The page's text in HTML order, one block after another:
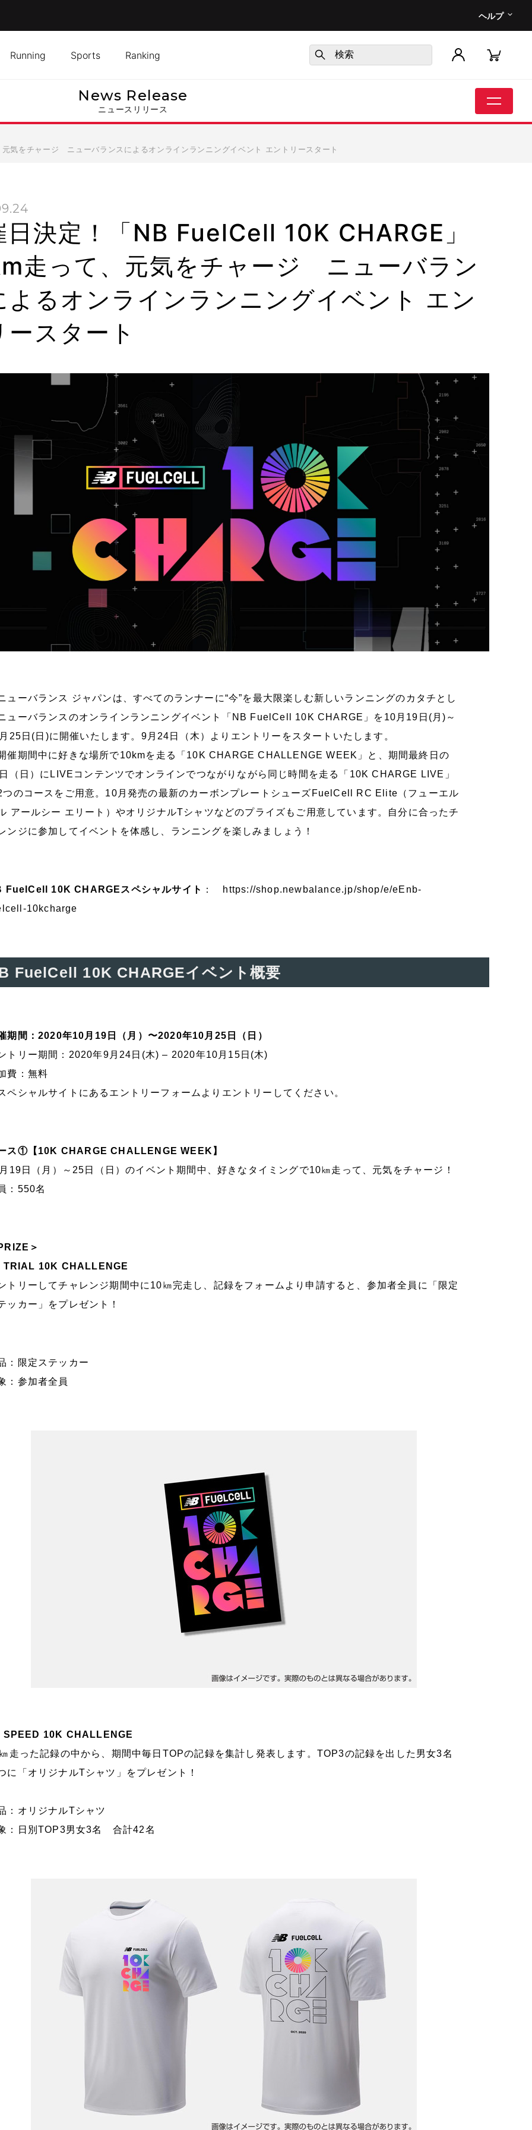
ヘルプ
Running Sports Ranking
News Release
ニュースリリース
気をチャージ ニューバランスによるオンラインランニングイベント エントリースタート
日決定！「NB FuelCell 10K CHARGE」
走って、元気をチャージ ニューバラン
よるオンラインランニングイベント エン
ースタート
ーバランス ジャパンは、すべてのランナーに“今”を最大限楽しむ新しいランニングのカタチとし
ューバランスのオンラインランニングイベント「NB FuelCell 10K CHARGE」を10月19日(月)～
25日(日)に開催いたします。9月24日（木）よりエントリーをスタートいたします。
期間中に好きな場所で10kmを走る「10K CHARGE CHALLENGE WEEK」と、期間最終日の
（日）にLIVEコンテンツでオンラインでつながりながら同じ時間を走る「10K CHARGE LIVE」
つのコースをご用意。10月発売の最新のカーボンプレートシューズFuelCell RC Elite（フューエル
アールシー エリート）やオリジナルTシャツなどのプライズもご用意しています。自分に合ったチ
ンジに参加してイベントを体感し、ランニングを楽しみましょう！
FuelCell 10K CHARGEスペシャルサイト ： https://shop.newbalance.jp/shop/e/eEnb-
10kcharge
FuelCell 10K CHARGEイベント概要
期間：2020年10月19日（月）〜2020年10月25日（日）
トリー期間：2020年9月24日(木) – 2020年10月15日(木)
費：無料
ペシャルサイトにあるエントリーフォームよりエントリーしてください。
ス①【10K CHARGE CHALLENGE WEEK】
19日（月）～25日（日）のイベント期間中、好きなタイミングで10㎞走って、元気をチャージ！
：550名
＞
10K CHALLENGE
トリーしてチャレンジ期間中に10㎞完走し、記録をフォームより申請すると、参加者全員に「限定
ッカー」をプレゼント！
：限定ステッカー
：参加者全員
10K CHALLENGE
走った記録の中から、期間中毎日TOPの記録を集計し発表します。TOP3の記録を出した男女3名
に「オリジナルTシャツ」をプレゼント！
：オリジナルTシャツ
：日別TOP3男女3名 合計42名